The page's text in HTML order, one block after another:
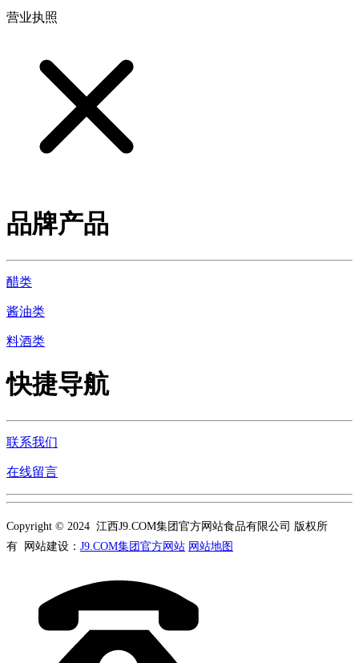
营业执照
品牌产品
醋类
酱油类
料酒类
快捷导航
联系我们
在线留言
Copyright © 2024 江西J9.COM集团官方网站食品有限公司 版权所
有 网站建设： J9.COM集团官方网站 网站地图